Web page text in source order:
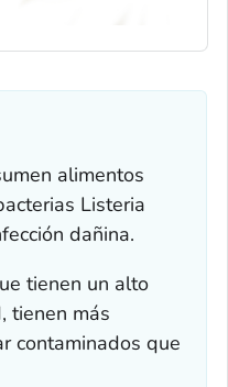
alimentos
Listeria
dañina.
tienen un alto
tienen más
contaminados que